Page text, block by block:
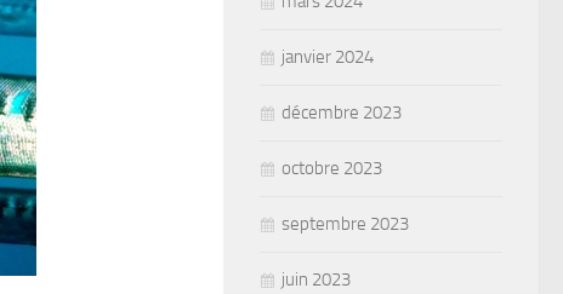
janvier 2024
décembre 2023
octobre 2023
septembre 2023
juin 2023